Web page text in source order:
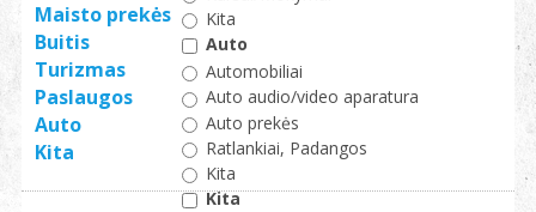
Kita
Auto
Automobiliai
Auto audio/video aparatura
Auto prekės
Ratlankiai, Padangos
Kita
Kita
Maisto prekės
Buitis
Turizmas
Paslaugos
Auto
Kita